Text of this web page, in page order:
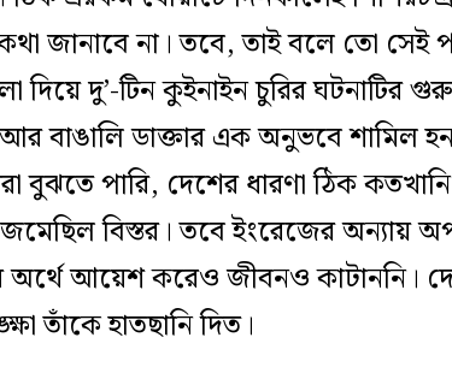
কথা জানাবে না। তবে, তাই বলে তো
দিয়ে দু’-টিন কুইনাইন চুরির ঘটনাটির
বাঙালি ডাক্তার এক অনুভবে শামিল
পারি, দেশের ধারণা ঠিক
বিস্তর। তবে ইংরেজের অন্যায়
অর্থে আয়েশ করেও জীবনও কাটাননি।
তাঁকে হাতছানি দিত।